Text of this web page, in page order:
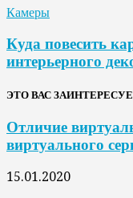
Камеры
Куда повесить
интерьерного
ЭТО ВАС
Отличие
виртуального
15.01.2020